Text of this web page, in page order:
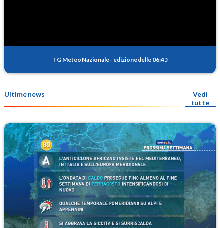
TG Meteo Nazionale - edizione delle 06:40
Ultime news
Vedi
tutte